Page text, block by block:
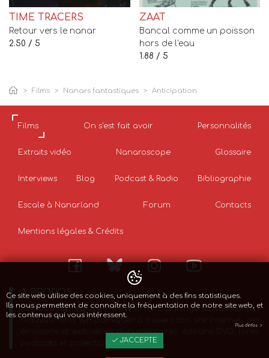
TIME TRACERS
Retour vers le nanar
2.50 / 5
ZAAT
Bancal comme un poisson
hors de l'eau
1.88 / 5
Films Nanars fantastiques Anticipation
A PROPOS
Depuis 2001, l’équipe de Nanarland partage sa passion des
mauvais films sympathiques à travers son site Internet, des
émissions et web-séries documentaires, éditions DVD, livres,
podcasts et projections de films.
Films On s'est fait avoir Personnalités
Extraits vidéo Nanaroscope Glossaire
Interviews Blog Podcast & Radio Bibliographie
Escale à Nanarland Forum Contacts
Mentions légales & Crédits
Ce site web utilise des cookies, uniquement à des fins statistiques.
Ils nous permettent de connaître la fréquentation de notre site web, et
les contenus qui vous intéressent.
Plus d'infos
J'ACCEPTE